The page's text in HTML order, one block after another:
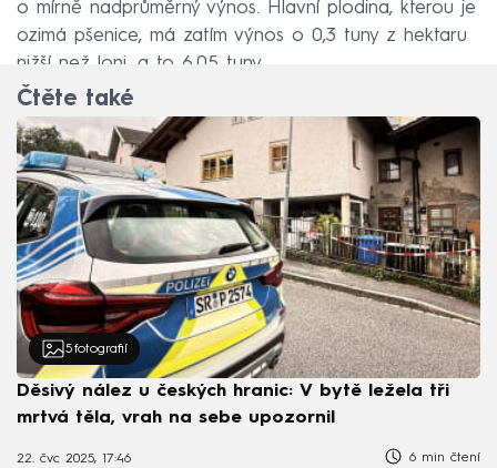
o mírně nadprůměrný výnos. Hlavní plodina, kterou je
ozimá pšenice, má zatím výnos o 0,3 tuny z hektaru
nižší než loni, a to 6,05 tuny.
Čtěte také
5 fotografií
Děsivý nález u českých hranic: V bytě ležela tři
mrtvá těla, vrah na sebe upozornil
22. čvc 2025, 17:46 6 min čtení